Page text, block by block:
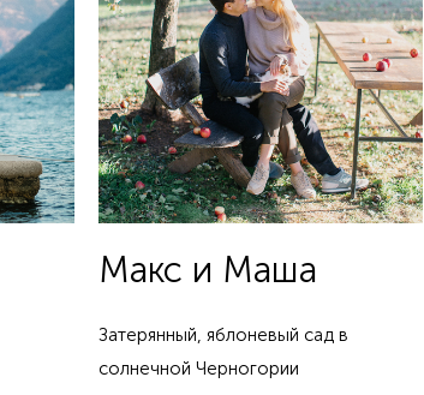
Макс и Маша
Затерянный, яблоневый сад в
солнечной Черногории